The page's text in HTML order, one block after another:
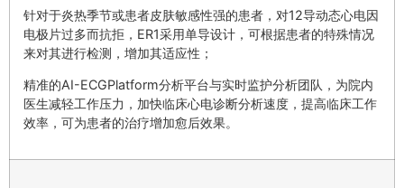
针对于炎热季节或患者皮肤敏感性强的患者，对12导动态心电因
电极片过多而抗拒，ER1采用单导设计，可根据患者的特殊情况
来对其进行检测，增加其适应性；
精准的AI-ECGPlatform分析平台与实时监护分析团队，为院内
医生减轻工作压力，加快临床心电诊断分析速度，提高临床工作
效率，可为患者的治疗增加愈后效果。